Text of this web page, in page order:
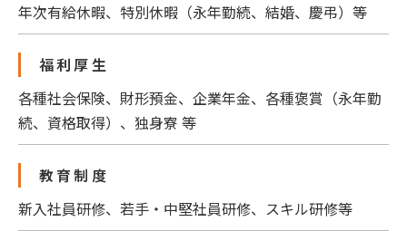
年次有給休暇、特別休暇 （永年勤続、結婚、慶弔） 等
福利厚生
各種社会保険、財形預金、企業年金、各種褒賞（永年勤
続、資格取得）、独身寮 等
教育制度
新入社員研修、若手・中堅社員研修、スキル研修等